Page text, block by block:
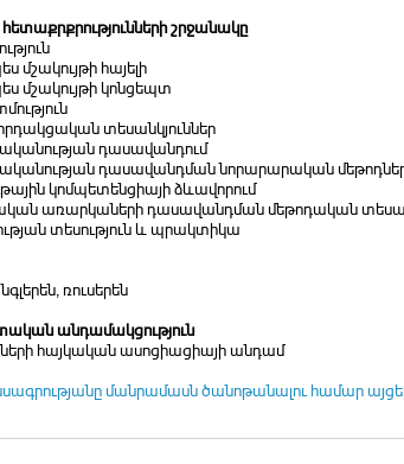
շրջանակը
մշակույթի հայելի
մշակույթի կոնցեպտ
տեսանկյուններ
դասավանդում
դասավանդման նորարարական
կոմպետենցիայի ձևավորում
առարկաների դասավանդման մեթոդական
տեսություն և պրակտիկա
ռուսերեն
անդամակցություն
հայկական ասոցիացիայի անդամ
մանրամասն ծանոթանալու համար